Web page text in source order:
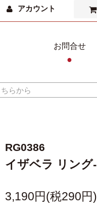
アカウント
お問合せ
●
RG0386
イザベラ リング
3,190円(税290円)